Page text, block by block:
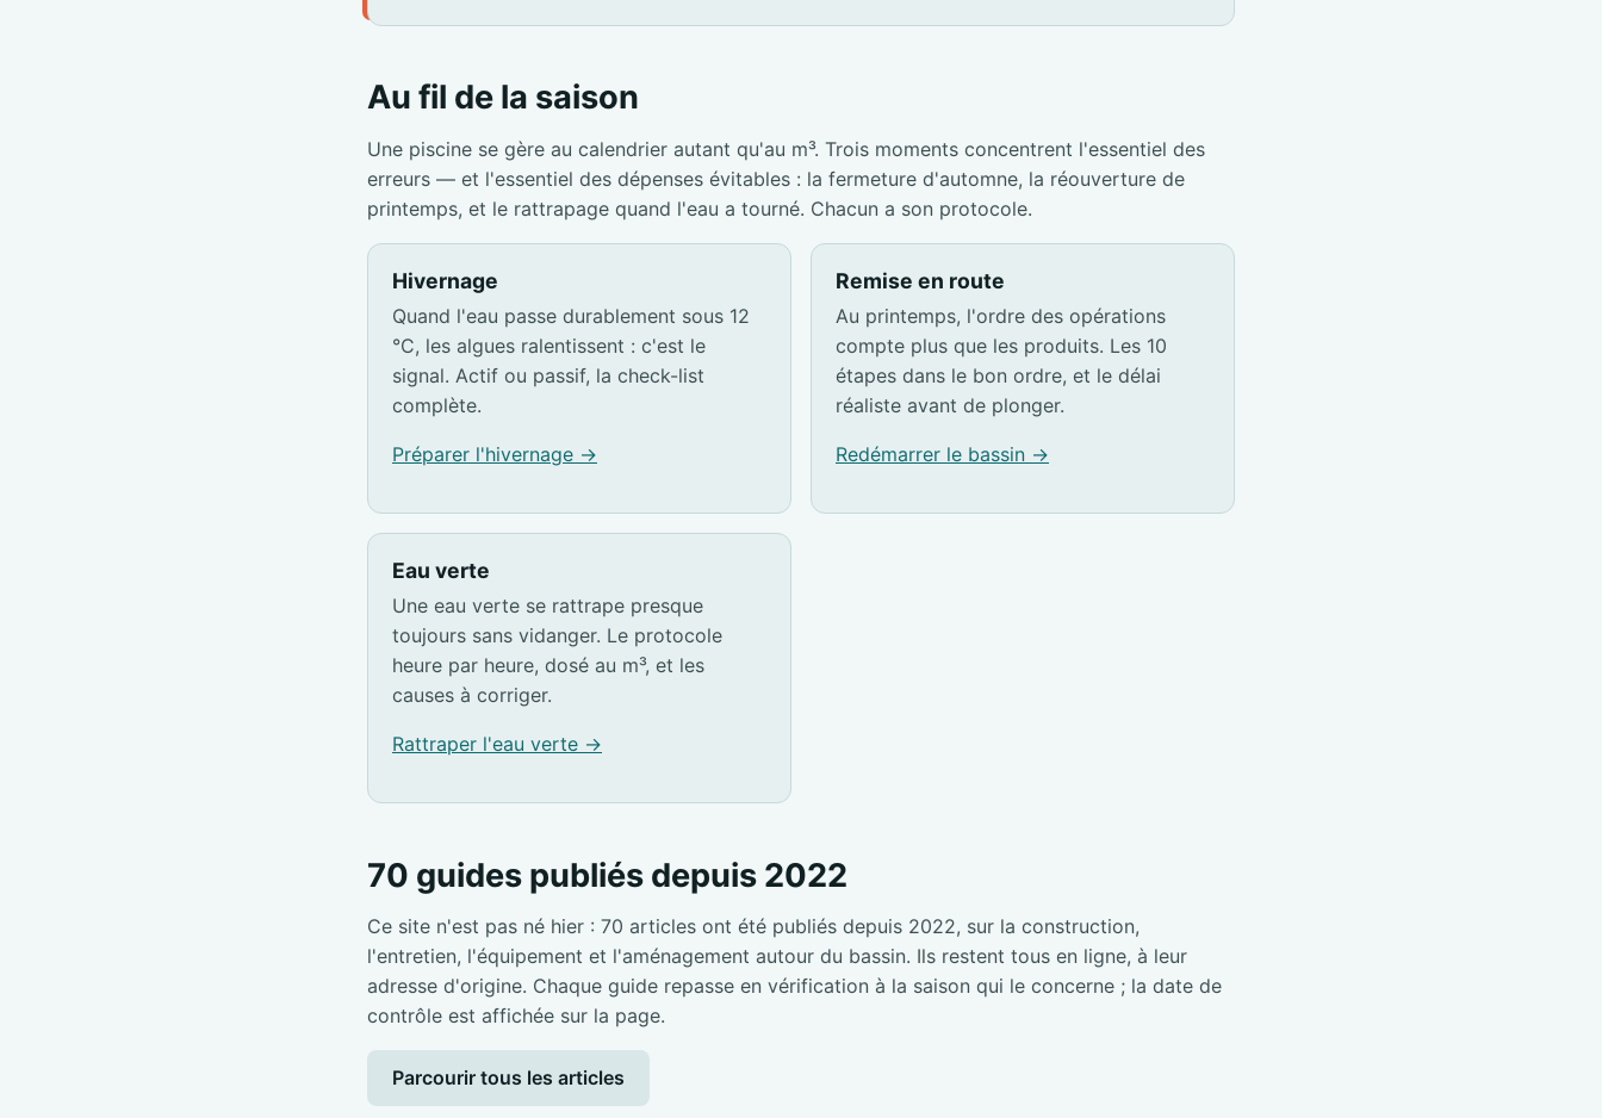
Au fil de la saison
Une piscine se gère au calendrier autant qu'au m³. Trois moments concentrent l'essentiel des
erreurs — et l'essentiel des dépenses évitables : la fermeture d'automne, la réouverture de
printemps, et le rattrapage quand l'eau a tourné. Chacun a son protocole.
Hivernage
Quand l'eau passe durablement sous 12
°C, les algues ralentissent : c'est le
signal. Actif ou passif, la check-list
complète.
Préparer l'hivernage →
Remise en route
Au printemps, l'ordre des opérations
compte plus que les produits. Les 10
étapes dans le bon ordre, et le délai
réaliste avant de plonger.
Redémarrer le bassin →
Eau verte
Une eau verte se rattrape presque
toujours sans vidanger. Le protocole
heure par heure, dosé au m³, et les
causes à corriger.
Rattraper l'eau verte →
70 guides publiés depuis 2022
Ce site n'est pas né hier : 70 articles ont été publiés depuis 2022, sur la construction,
l'entretien, l'équipement et l'aménagement autour du bassin. Ils restent tous en ligne, à leur
adresse d'origine. Chaque guide repasse en vérification à la saison qui le concerne ; la date de
contrôle est affichée sur la page.
Parcourir tous les articles